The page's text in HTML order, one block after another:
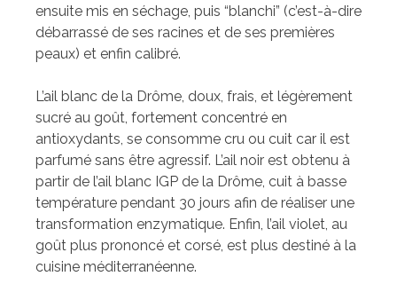
ensuite mis en séchage, puis “blanchi” (c’est-à-dire
débarrassé de ses racines et de ses premières
peaux) et enfin calibré.
L’ail blanc de la Drôme, doux, frais, et légèrement
sucré au goût, fortement concentré en
antioxydants, se consomme cru ou cuit car il est
parfumé sans être agressif. L’ail noir est obtenu à
partir de l’ail blanc IGP de la Drôme, cuit à basse
température pendant 30 jours afin de réaliser une
transformation enzymatique. Enfin, l’ail violet, au
goût plus prononcé et corsé, est plus destiné à la
cuisine méditerranéenne.